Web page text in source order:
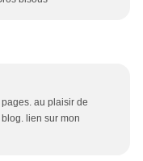
au plaisir de
lien sur mon